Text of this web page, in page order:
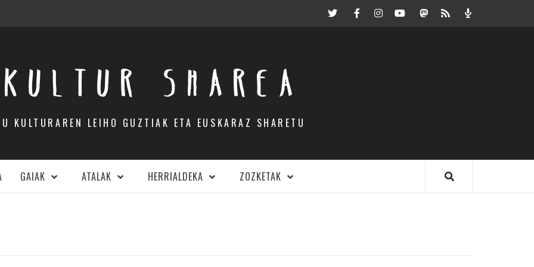
TwitterFacebookInstagramYoutubeMastodon.eus
RSS Podcast
KULTUR SHAREA
KULTURAREN LEIHO GUZTIAK ETA EUSKARAZ SHARETU
GAIAK ATALAK HERRIALDEKA ZOZKETAK